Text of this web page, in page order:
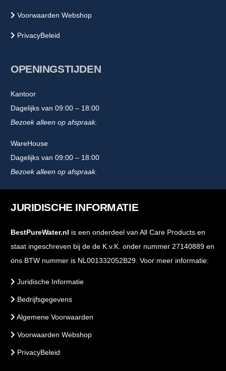
Voorwaarden Webshop
PrivacyBeleid
OPENINGSTIJDEN
Kantoor
Dagelijks van 09:00 – 18:00
Bezoek alleen op afspraak.
WareHouse
Dagelijks van 09:00 – 18:00
Bezoek alleen op afspraak.
JURIDISCHE INFORMATIE
BestPureWater.nl is een onderdeel van All Care Products en
staat ingeschreven bij de de K.v.K. onder nummer 27140889 en
ons BTW nummer is NL001332052B29. Voor meer informatie:
Juridische Informatie
Bedrijfsgegevens
Algemene Voorwaarden
Voorwaarden Webshop
PrivacyBeleid